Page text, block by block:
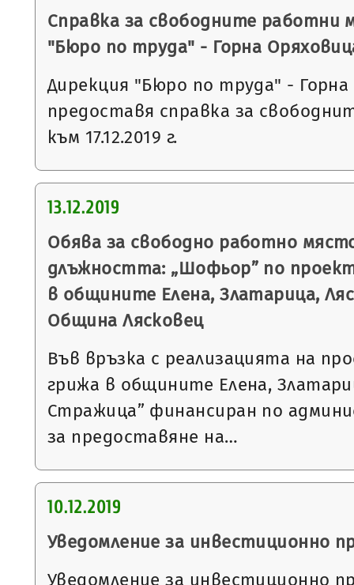
Справка за свободните работни
"Бюро по труда" - Горна
Дирекция "Бюро по труда" -
предоставя справка за
към 17.12.2019 г.
13.12.2019
Обява за свободно работно
длъжността: „Шофьор” по
в общините Елена, Златарица,
Община Лясковец
Във връзка с реализацията на
грижа в общините Елена,
Стражица” финансиран по
за предоставяне на…
10.12.2019
Уведомление за инвестиционно
Уведомление за инвестиционно